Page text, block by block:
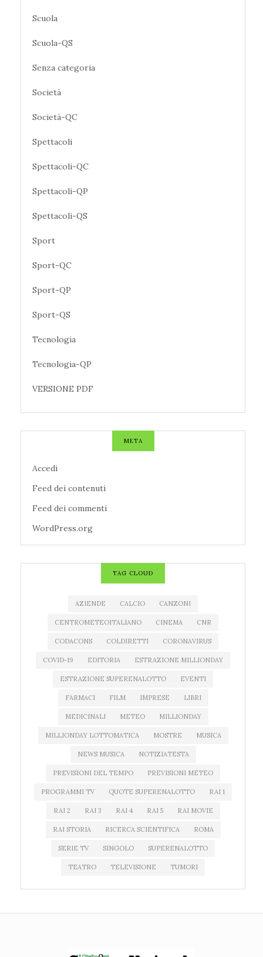
Scuola
Scuola-QS
Senza categoria
Società
Società-QC
Spettacoli
Spettacoli-QC
Spettacoli-QP
Spettacoli-QS
Sport
Sport-QC
Sport-QP
Sport-QS
Tecnologia
Tecnologia-QP
VERSIONE PDF
META
Accedi
Feed dei contenuti
Feed dei commenti
WordPress.org
TAG CLOUD
AZIENDE CALCIO CANZONI
CENTROMETEOITALIANO CINEMA CNR
CODACONS COLDIRETTI CORONAVIRUS
COVID-19 EDITORIA ESTRAZIONE MILLIONDAY
ESTRAZIONE SUPERENALOTTO EVENTI
FARMACI FILM IMPRESE LIBRI
MEDICINALI METEO MILLIONDAY
MILLIONDAY LOTTOMATICA MOSTRE MUSICA
NEWS MUSICA NOTIZIATESTA
PREVISIONI DEL TEMPO PREVISIONI METEO
PROGRAMMI TV QUOTE SUPERENALOTTO RAI 1
RAI 2 RAI 3 RAI 4 RAI 5 RAI MOVIE
RAI STORIA RICERCA SCIENTIFICA ROMA
SERIE TV SINGOLO SUPERENALOTTO
TEATRO TELEVISIONE TUMORI